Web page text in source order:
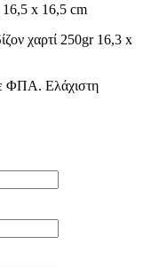
16,5 x 16,5 cm
χαρτί 250gr 16,3 x
ΦΠΑ. Ελάχιστη